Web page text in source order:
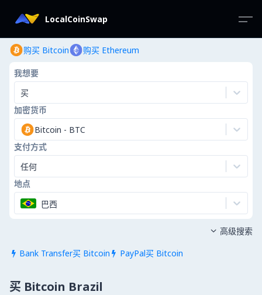
LocalCoinSwap
购买 Bitcoin 购买 Ethereum
我想要
买
加密货币
Bitcoin - BTC
支付方式
任何
地点
巴西
 Bank Transfer买 Bitcoin  PayPal买 Bitcoin
 高级搜索
买 Bitcoin Brazil